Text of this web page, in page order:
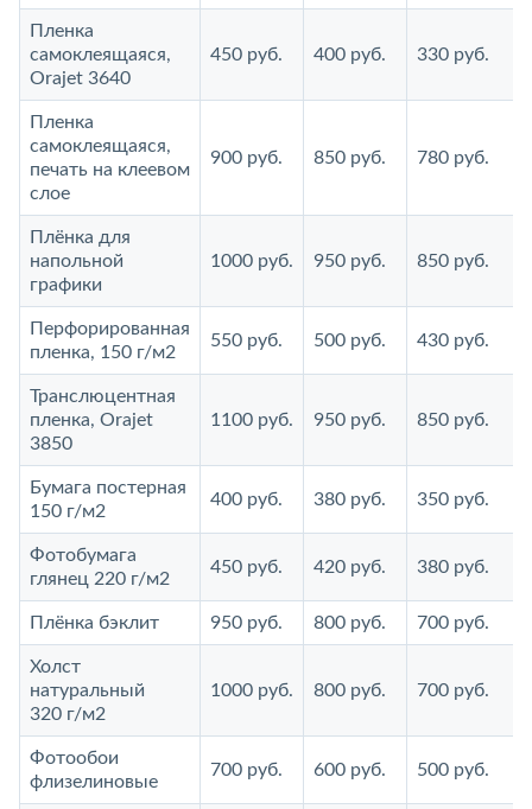
Пленка
самоклеящаяся,
Orajet 3640
450 руб. 400 руб. 330 руб.
Пленка
самоклеящаяся,
печать на клеевом
слое
900 руб. 850 руб. 780 руб.
Плёнка для
напольной
графики
1000 руб. 950 руб. 850 руб.
Перфорированная
пленка, 150 г/м2
550 руб. 500 руб. 430 руб.
Транслюцентная
пленка, Orajet
3850
1100 руб. 950 руб. 850 руб.
Бумага постерная
150 г/м2
400 руб. 380 руб. 350 руб.
Фотобумага
глянец 220 г/м2
450 руб. 420 руб. 380 руб.
Плёнка бэклит 950 руб. 800 руб. 700 руб.
Холст
натуральный
320 г/м2
1000 руб. 800 руб. 700 руб.
Фотообои
флизелиновые
700 руб. 600 руб. 500 руб.